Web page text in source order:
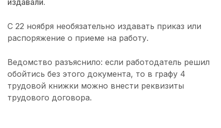
издавали.
С 22 ноября необязательно издавать приказ или
распоряжение о приеме на работу.
Ведомство разъяснило: если работодатель решил
обойтись без этого документа, то в графу 4
трудовой книжки можно внести реквизиты
трудового договора.